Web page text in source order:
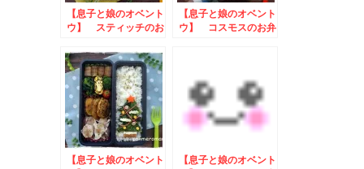
【息子と娘のオベント
ウ】 スティッチのお
【息子と娘のオベント
ウ】 コスモスのお弁
【息子と娘のオベント
【息子と娘のオベント